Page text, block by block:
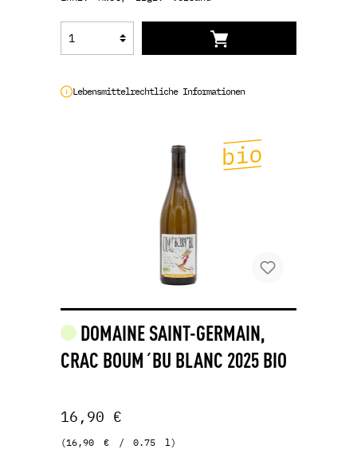
Lebensmittelrechtliche Informationen
DOMAINE SAINT-GERMAIN,
CRAC BOUM´BU BLANC 2025 BIO
16,90 €
(16,90 € / 0.75 l)